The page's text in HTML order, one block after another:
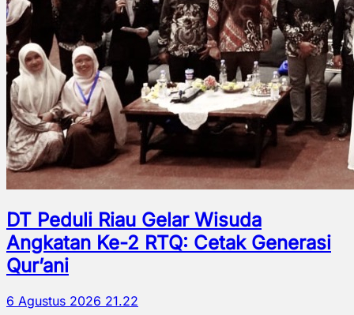
DT Peduli Riau Gelar Wisuda
Angkatan Ke-2 RTQ: Cetak Generasi
Qur’ani
6 Agustus 2026 21.22